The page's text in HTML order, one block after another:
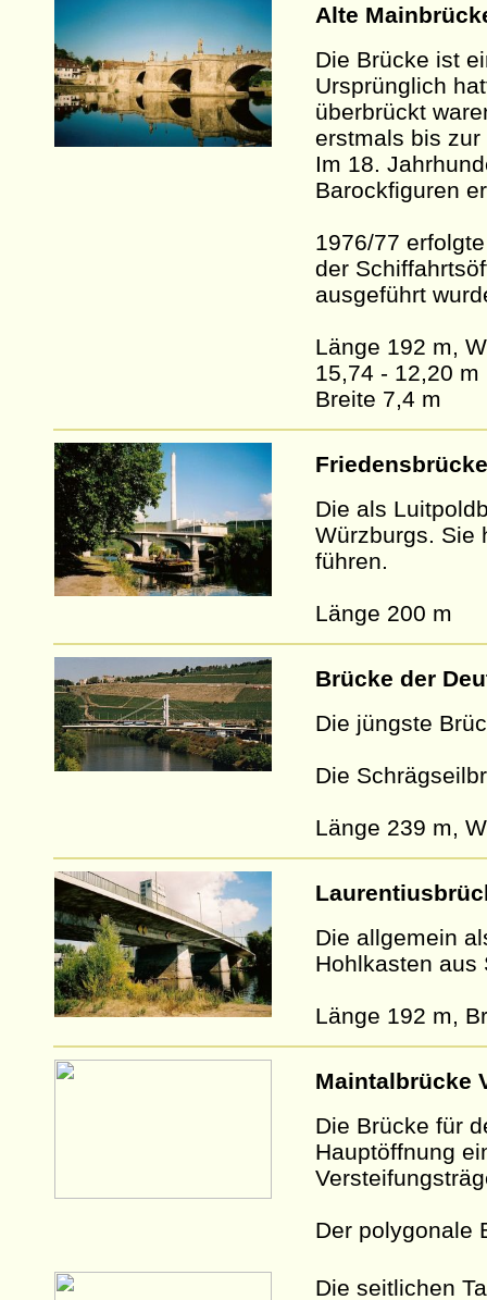
Alte
Die Brücke ist
Ursprünglich
überbrückt
erstmals bis
Im 18.
Barockfiguren
1976/77
der
ausgeführt
Länge 192 m,
15,74 - 12,20 m
Breite 7,4 m
Die als
Würzburgs. Sie
führen.
Länge 200 m
Brücke der
Die jüngste
Die
Länge 239 m,
Die allgemein
Hohlkasten aus
Länge 192 m,
Maintalbrücke
Die Brücke für
Hauptöffnung
Der polygonale
Die seitlichen